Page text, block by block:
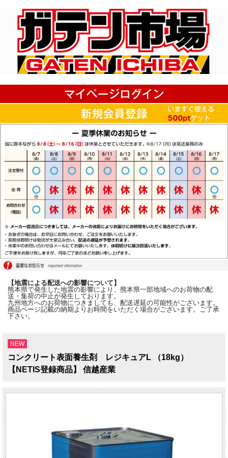
【地震による配送への影響について】
熊本県で発生した地震の影響により、熊本県一部地域へのお荷物の配
送・集荷の中止が発生しております。
九州地方へのお荷物につきましても、配送遅延の可能性がございます。
商品ページ記載の納期よりお時間をいただく場合がございます。ご了承
下さい。
NEW
コンクリート表面養生剤 レジキュアL （18kg）
【NETIS登録商品】 信越産業